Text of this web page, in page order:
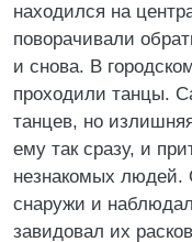
находился на
поворачивали
и снова. В
проходили танцы.
танцев, но
ему так сразу, и
незнакомых людей.
снаружи и
завидовал их